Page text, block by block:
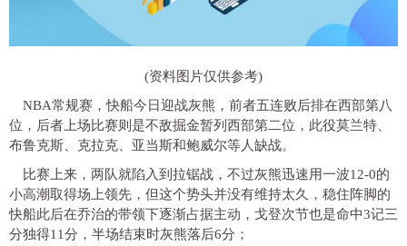
(资料图片仅供参考)
NBA常规赛，快船今日迎战灰熊，前者五连败后排在西部第八
位，后者上场比赛则是不敌掘金暂列西部第二位，此役莫兰特、
布鲁克斯、克拉克、亚当斯和鲍威尔等人缺战。
比赛上来，两队就陷入到拉锯战，不过灰熊迅速用一波12-0的
小高潮取得场上领先，但这个势头并没有维持太久，稳住阵脚的
快船此后在乔治的带领下逐渐占据主动，戈登次节也是命中3记三
分独得11分，半场结束时灰熊落后6分；